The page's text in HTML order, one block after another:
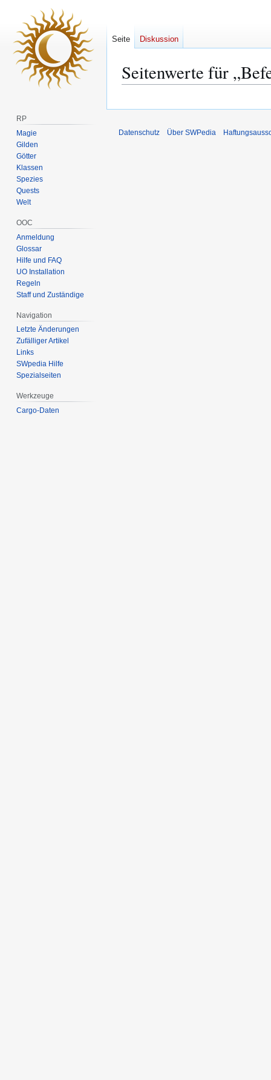
Seitenwerte für
springen
springen
Seite Diskussion
RP
Magie
Gilden
Götter
Klassen
Spezies
Quests
Welt
OOC
Anmeldung
Glossar
Hilfe und FAQ
UO Installation
Regeln
Staff und Zuständige
Navigation
Letzte Änderungen
Zufälliger Artikel
Links
SWpedia Hilfe
Spezialseiten
Werkzeuge
Cargo-Daten
Datenschutz Über SWPedia